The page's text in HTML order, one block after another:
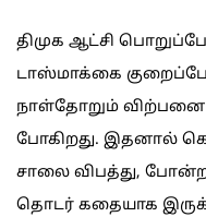
திமுக ஆட்சி
டாஸ்மாக்கை
நாள்தோறும்
போகிறது. இதனால்
சாலை விபத்து,
தொடர் கதையாக